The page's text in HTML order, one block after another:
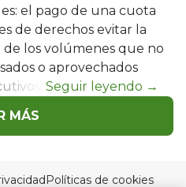
el pago de una cuota
de derechos evitar la
los volúmenes que no
o aprovechados
MÁS
Políticas de cookies